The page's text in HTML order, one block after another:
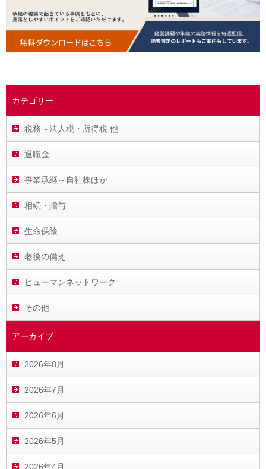
カテゴリー
税務～法人税・所得税 他
退職金
事業承継～自社株ほか
相続・贈与
生命保険
老後の備え
ヒューマンネットワーク
その他
アーカイブ
2026年8月
2026年7月
2026年6月
2026年5月
2026年4月